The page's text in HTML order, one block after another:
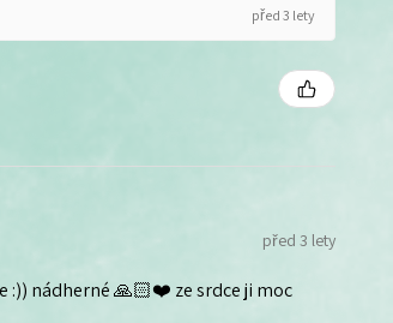
před 3 lety
před 3 lety
:)) nádherné 🙏🏻❤️ ze srdce ji moc